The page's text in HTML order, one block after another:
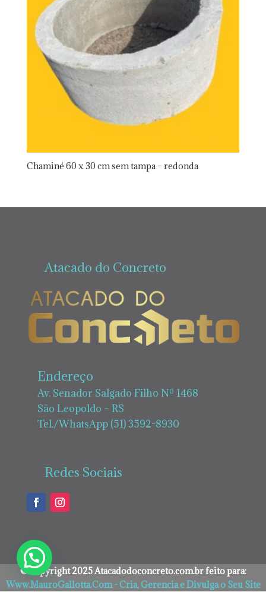
Chaminé 60 x 30 cm sem tampa – redonda
Atacado do Concreto
Endereço
Av. Senador Salgado Filho Nº 1468
São Leopoldo – RS
Tel./WhatsApp (51) 3592-8930
Redes Sociais
©Copyright 2025 Atacadodoconcreto.com.br feito para:
Www.MauroGallotta.Com - Cria, Gerencia e Divulga o Seu Site